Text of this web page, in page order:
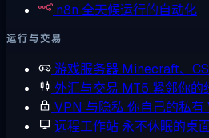
n8n 全天候运行的自动化
运行与交易
游戏服务器 Minecraft、
外汇与交易 MT5 紧邻你的
VPN 与隐私 你自己的私有
远程工作站 永不休眠的桌